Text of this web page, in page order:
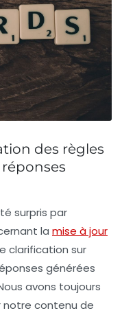
des règles
surpris par
la mise à jour
clarification sur
générées
avons toujours
notre contenu de